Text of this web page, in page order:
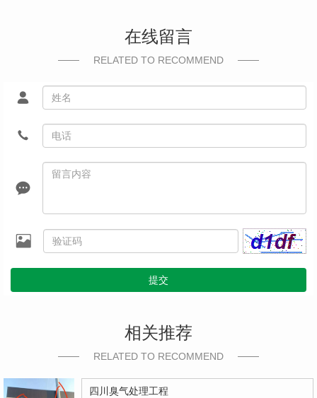
在线留言
RELATED TO RECOMMEND
提交
相关推荐
RELATED TO RECOMMEND
四川臭气处理工程